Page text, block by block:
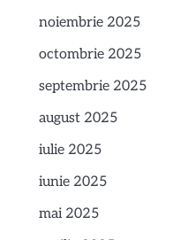
noiembrie 2025
octombrie 2025
septembrie 2025
august 2025
iulie 2025
iunie 2025
mai 2025